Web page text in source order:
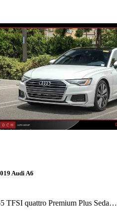
Audi A6
55 TFSI quattro Premium Plus Sedan AWD